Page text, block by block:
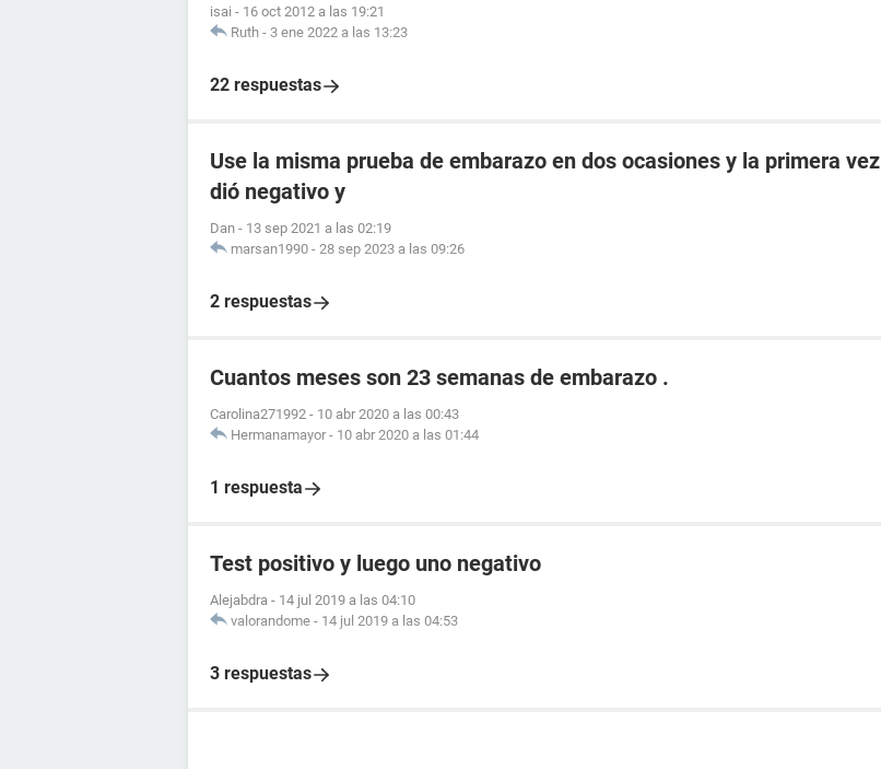
isai - 16 oct 2012 a las 19:21
Ruth - 3 ene 2022 a las 13:23
22 respuestas
Use la misma prueba de embarazo en dos ocasiones y la primera vez
dió negativo y
Dan - 13 sep 2021 a las 02:19
marsan1990 - 28 sep 2023 a las 09:26
2 respuestas
Cuantos meses son 23 semanas de embarazo .
Carolina271992 - 10 abr 2020 a las 00:43
Hermanamayor - 10 abr 2020 a las 01:44
1 respuesta
Test positivo y luego uno negativo
Alejabdra - 14 jul 2019 a las 04:10
valorandome - 14 jul 2019 a las 04:53
3 respuestas